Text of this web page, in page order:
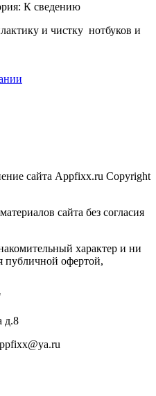
К сведению
и чистку нотбуков и
сайта Appfixx.ru Copyright
сайта без согласия
характер и ни
публичной офертой,
д.8